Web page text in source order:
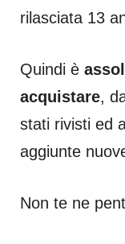
rilasciata 13
Quindi è
acquistare,
stati rivisti ed
aggiunte
Non te ne